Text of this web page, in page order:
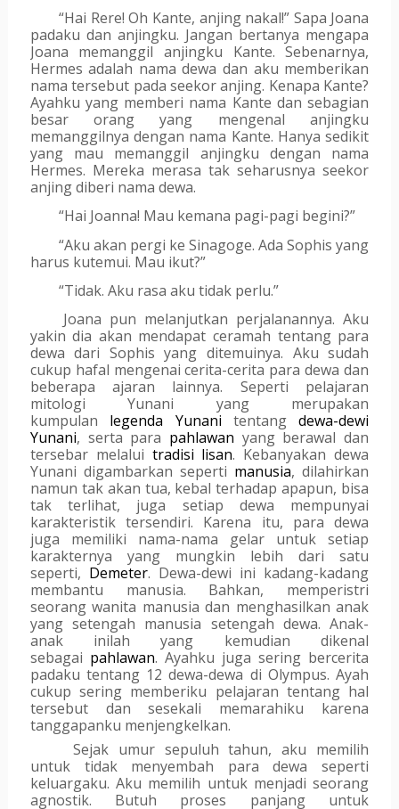
“Hai Rere! Oh Kante, anjing nakal!” Sapa Joana
padaku dan anjingku. Jangan bertanya mengapa
Joana memanggil anjingku Kante. Sebenarnya,
Hermes adalah nama dewa dan aku memberikan
nama tersebut pada seekor anjing. Kenapa Kante?
Ayahku yang memberi nama Kante dan sebagian
besar orang yang mengenal anjingku
memanggilnya dengan nama Kante. Hanya sedikit
yang mau memanggil anjingku dengan nama
Hermes. Mereka merasa tak seharusnya seekor
anjing diberi nama dewa.
“Hai Joanna! Mau kemana pagi-pagi begini?”
“Aku akan pergi ke Sinagoge. Ada Sophis yang
harus kutemui. Mau ikut?”
“Tidak. Aku rasa aku tidak perlu.”
Joana pun melanjutkan perjalanannya. Aku
yakin dia akan mendapat ceramah tentang para
dewa dari Sophis yang ditemuinya. Aku sudah
cukup hafal mengenai cerita-cerita para dewa dan
beberapa ajaran lainnya. Seperti pelajaran
mitologi Yunani yang merupakan
kumpulan legenda Yunani tentang dewa-dewi
Yunani, serta para pahlawan yang berawal dan
tersebar melalui tradisi lisan. Kebanyakan dewa
Yunani digambarkan seperti manusia, dilahirkan
namun tak akan tua, kebal terhadap apapun, bisa
tak terlihat, juga setiap dewa mempunyai
karakteristik tersendiri. Karena itu, para dewa
juga memiliki nama-nama gelar untuk setiap
karakternya yang mungkin lebih dari satu
seperti, Demeter. Dewa-dewi ini kadang-kadang
membantu manusia. Bahkan, memperistri
seorang wanita manusia dan menghasilkan anak
yang setengah manusia setengah dewa. Anak-
anak inilah yang kemudian dikenal
sebagai pahlawan. Ayahku juga sering bercerita
padaku tentang 12 dewa-dewa di Olympus. Ayah
cukup sering memberiku pelajaran tentang hal
tersebut dan sesekali memarahiku karena
tanggapanku menjengkelkan.
Sejak umur sepuluh tahun, aku memilih
untuk tidak menyembah para dewa seperti
keluargaku. Aku memilih untuk menjadi seorang
agnostik. Butuh proses panjang untuk